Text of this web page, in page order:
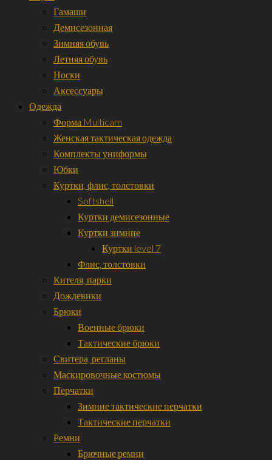
Гамаши
Демисезонная
Зимняя обувь
Летняя обувь
Носки
Аксессуары
Одежда
Форма Multicam
Женская тактическая одежда
Комплекты униформы
Юбки
Куртки, флис, толстовки
Softshell
Куртки демисезонные
Куртки зимние
Куртки level 7
Флис, толстовки
Кителя, парки
Дождевики
Брюки
Военные брюки
Тактические брюки
Свитера, регланы
Маскировочные костюмы
Перчатки
Зимние тактические перчатки
Тактические перчатки
Ремни
Брючные ремни